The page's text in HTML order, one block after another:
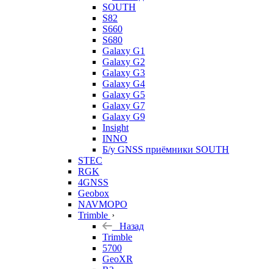
SOUTH
S82
S660
S680
Galaxy G1
Galaxy G2
Galaxy G3
Galaxy G4
Galaxy G5
Galaxy G7
Galaxy G9
Insight
INNO
Б/у GNSS приёмники SOUTH
STEC
RGK
4GNSS
Geobox
NAVMOPO
Trimble
Назад
Trimble
5700
GeoXR